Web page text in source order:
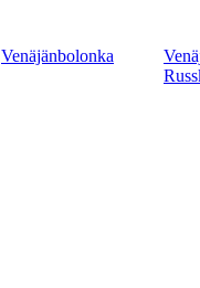
Venäjänbolonka